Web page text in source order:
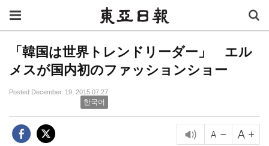
「韓国は世界トレンドリーダー」 エル
メスが国内初のファッションショー
Posted December. 19, 2015 07:27
한국어